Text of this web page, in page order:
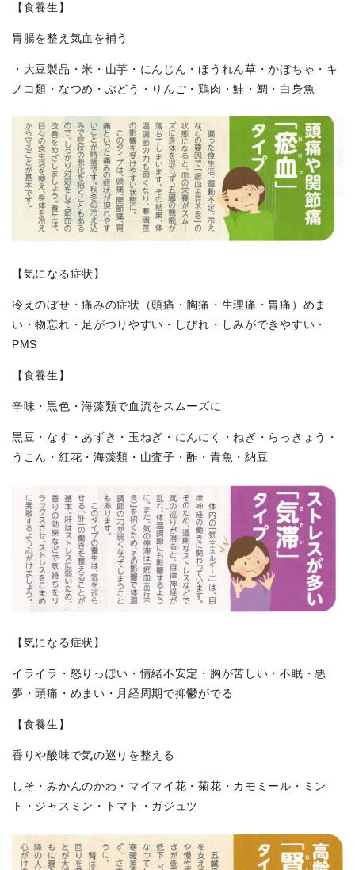
【食養生】
胃腸を整え気血を補う
・大豆製品・米・山芋・にんじん・ほうれん草・かぼちゃ・キ
ノコ類・なつめ・ぶどう・りんご・鶏肉・鮭・鯛・白身魚
【気になる症状】
冷えのぼせ・痛みの症状（頭痛・胸痛・生理痛・胃痛）めま
い・物忘れ・足がつりやすい・しびれ・しみができやすい・
PMS
【食養生】
辛味・黒色・海藻類で血流をスムーズに
黒豆・なす・あずき・玉ねぎ・にんにく・ねぎ・らっきょう・
うこん・紅花・海藻類・山査子・酢・青魚・納豆
【気になる症状】
イライラ・怒りっぽい・情緒不安定・胸が苦しい・不眠・悪
夢・頭痛・めまい・月経周期で抑鬱がでる
【食養生】
香りや酸味で気の巡りを整える
しそ・みかんのかわ・マイマイ花・菊花・カモミール・ミン
ト・ジャスミン・トマト・ガジュツ